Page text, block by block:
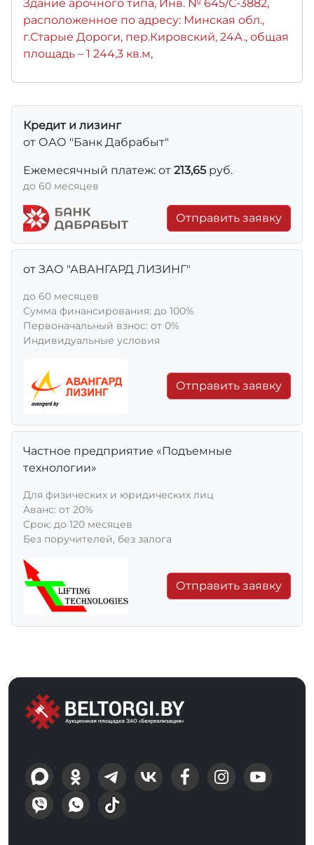
Здание арочного типа, Инв. № 645/С-3882,
расположенное по адресу: Минская обл.,
г.Старые Дороги, пер.Кировский, 24А., общая
площадь – 1 244,3 кв.м,
Кредит и лизинг
от ОАО "Банк Дабрабыт"
Ежемесячный платеж: от 213,65 руб.
до 60 месяцев
Отправить заявку
от ЗАО "АВАНГАРД ЛИЗИНГ"
до 60 месяцев
Сумма финансирования: до 100%
Первоначальный взнос: от 0%
Индивидуальные условия
Отправить заявку
Частное предприятие «Подъемные
технологии»
Для физических и юридических лиц
Aванс: от 20%
Срок: до 120 месяцев
Без поручителей, без залога
Отправить заявку